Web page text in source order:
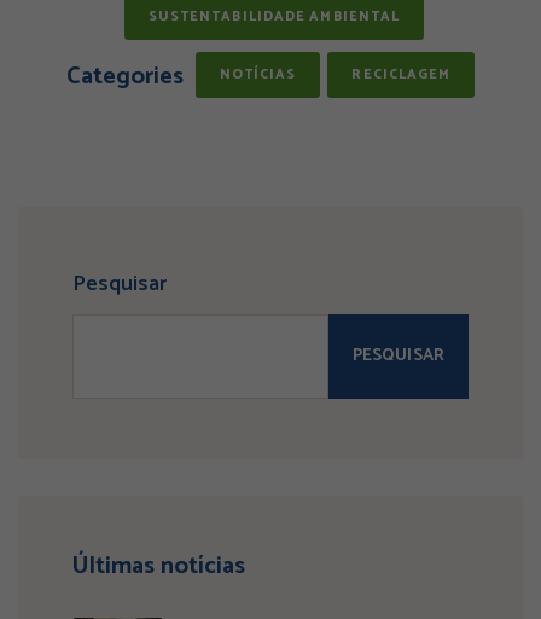
SUSTENTABILIDADE AMBIENTAL
Categories NOTÍCIAS RECICLAGEM
Pesquisar
PESQUISAR
Últimas notícias